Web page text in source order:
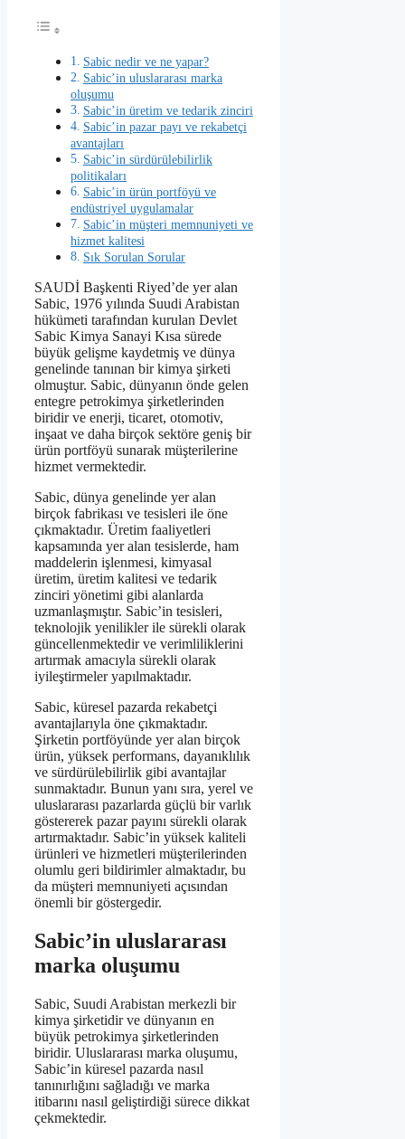
Sabic nedir ve ne yapar?
Sabic’in uluslararası marka
oluşumu
Sabic’in üretim ve tedarik zinciri
Sabic’in pazar payı ve rekabetçi
avantajları
Sabic’in sürdürülebilirlik
politikaları
Sabic’in ürün portföyü ve
endüstriyel uygulamalar
Sabic’in müşteri memnuniyeti ve
hizmet kalitesi
Sık Sorulan Sorular
SAUDİ Başkenti Riyed’de yer alan
Sabic, 1976 yılında Suudi Arabistan
hükümeti tarafından kurulan Devlet
Sabic Kimya Sanayi Kısa sürede
büyük gelişme kaydetmiş ve dünya
genelinde tanınan bir kimya şirketi
olmuştur. Sabic, dünyanın önde gelen
entegre petrokimya şirketlerinden
biridir ve enerji, ticaret, otomotiv,
inşaat ve daha birçok sektöre geniş bir
ürün portföyü sunarak müşterilerine
hizmet vermektedir.
Sabic, dünya genelinde yer alan
birçok fabrikası ve tesisleri ile öne
çıkmaktadır. Üretim faaliyetleri
kapsamında yer alan tesislerde, ham
maddelerin işlenmesi, kimyasal
üretim, üretim kalitesi ve tedarik
zinciri yönetimi gibi alanlarda
uzmanlaşmıştır. Sabic’in tesisleri,
teknolojik yenilikler ile sürekli olarak
güncellenmektedir ve verimliliklerini
artırmak amacıyla sürekli olarak
iyileştirmeler yapılmaktadır.
Sabic, küresel pazarda rekabetçi
avantajlarıyla öne çıkmaktadır.
Şirketin portföyünde yer alan birçok
ürün, yüksek performans, dayanıklılık
ve sürdürülebilirlik gibi avantajlar
sunmaktadır. Bunun yanı sıra, yerel ve
uluslararası pazarlarda güçlü bir varlık
göstererek pazar payını sürekli olarak
artırmaktadır. Sabic’in yüksek kaliteli
ürünleri ve hizmetleri müşterilerinden
olumlu geri bildirimler almaktadır, bu
da müşteri memnuniyeti açısından
önemli bir göstergedir.
Sabic’in uluslararası
marka oluşumu
Sabic, Suudi Arabistan merkezli bir
kimya şirketidir ve dünyanın en
büyük petrokimya şirketlerinden
biridir. Uluslararası marka oluşumu,
Sabic’in küresel pazarda nasıl
tanınırlığını sağladığı ve marka
itibarını nasıl geliştirdiği sürece dikkat
çekmektedir.